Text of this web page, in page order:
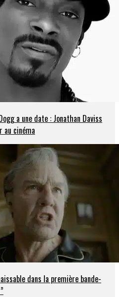
a une date : Jonathan Daviss
au cinéma
dans la première bande-